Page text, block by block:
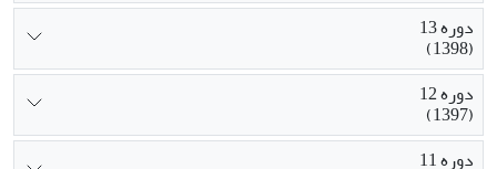
دوره 13
(1398)
دوره 12
(1397)
دوره 11